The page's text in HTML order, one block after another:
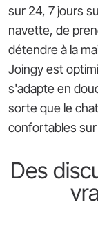
sur 24, 7 jours
navette, de
détendre à la
Joingy est
s'adapte en
sorte que le
confortables sur
Des